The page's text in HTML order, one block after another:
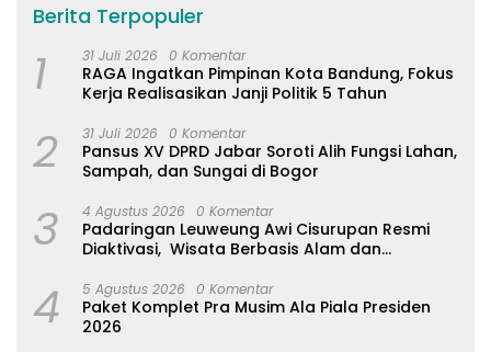
Berita Terpopuler
1 31 Juli 2026 0 Komentar
RAGA Ingatkan Pimpinan Kota Bandung, Fokus
2 31 Juli 2026 0 Komentar
Pansus XV DPRD Jabar Soroti Alih Fungsi Lahan,
Sampah, dan Sungai di Bogor
3 4 Agustus 2026 0 Komentar
Padaringan Leuweung Awi Cisurupan Resmi
Diaktivasi, Wisata Berbasis Alam dan
4 5 Agustus 2026 0 Komentar
Paket Komplet Pra Musim Ala Piala Presiden
2026